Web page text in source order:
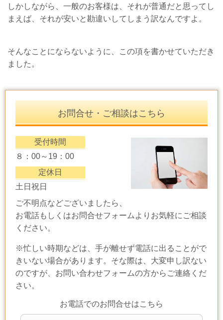
しかしながら、一般のお客様は、それが普通だと思ってし
まえば、それが安いと勘違いしてしまう訳なんですよ。
そんなことにならないように、この項を書かせていただき
ました。
お問合せ・ご相談はこちら
受付時間
８：00～19：00
定休日
土日祝日
ご不明点などございましたら、
お電話もしくはお問合せフォームよりお気軽にご相談
ください。
※忙しい時期などは、手が離せず電話に出ることがで
きいない場合があります。そな際は、大変申し訳ない
のですが、お問い合わせフォームの方からご連絡くだ
さい。
お電話でのお問合せはこちら